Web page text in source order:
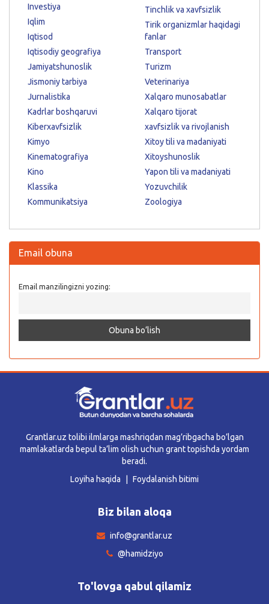
Investiya
Iqlim
Iqtisod
Iqtisodiy geografiya
Jamiyatshunoslik
Jismoniy tarbiya
Jurnalistika
Kadrlar boshqaruvi
Kiberxavfsizlik
Kimyo
Kinematografiya
Kino
Klassika
Kommunikatsiya
Tinchlik va xavfsizlik
Tirik organizmlar haqidagi
fanlar
Transport
Turizm
Veterinariya
Xalqaro munosabatlar
Xalqaro tijorat
xavfsizlik va rivojlanish
Xitoy tili va madaniyati
Xitoyshunoslik
Yapon tili va madaniyati
Yozuvchilik
Zoologiya
Email obuna
Email manzilingizni yozing:
Grantlar.uz tolibi ilmlarga mashriqdan mag’ribgacha bo’lgan
mamlakatlarda bepul ta’lim olish uchun grant topishda yordam
beradi.
Loyiha haqida
Foydalanish bitimi
Biz bilan aloqa
info@grantlar.uz
@hamidziyo
To'lovga qabul qilamiz